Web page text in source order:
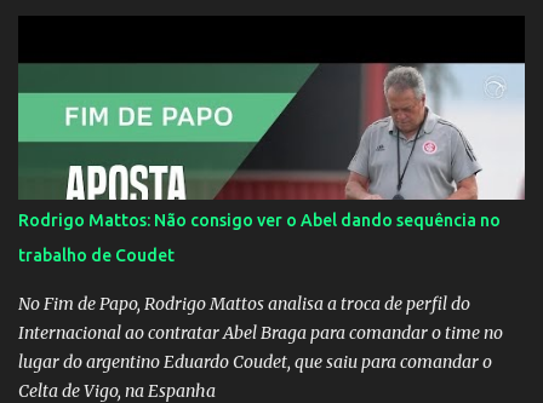
Huma Kimak. A influencer também contou que recebe diversos
ataques na internet desde a época em que foi contratada para
fazer a divulgação de uma live do Gusttavo Lima em Manaus,
capital do Amazonas. "Fui até o local onde seria o show, divulguei
e no dia seguinte foi feita a live que eu não pude ir, porque estava
me sentindo mal", explicou Huma. A notícia da separação de
Gusttavo Lima e Andressa Suita foi divulgada no dia 9 de outubro.
A relação chegou ao fim após cinco anos e houve rumores de uma
suposta traição do canto...
Rodrigo Mattos: Não consigo ver o Abel dando sequência no
trabalho de Coudet
No Fim de Papo, Rodrigo Mattos analisa a troca de perfil do
Internacional ao contratar Abel Braga para comandar o time no
lugar do argentino Eduardo Coudet, que saiu para comandar o
Celta de Vigo, na Espanha